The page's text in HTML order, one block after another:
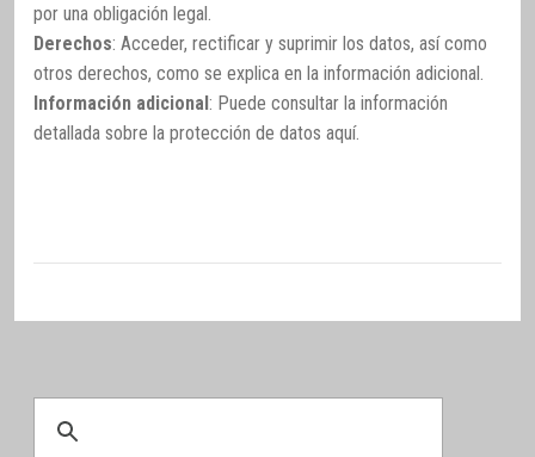
por una obligación legal.
Derechos: Acceder, rectificar y suprimir los datos, así como
otros derechos, como se explica en la información adicional.
Información adicional: Puede consultar la información
detallada sobre la protección de datos aquí.